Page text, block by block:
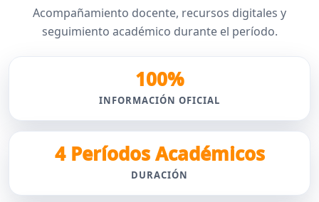
Acompañamiento docente, recursos digitales y
seguimiento académico durante el período.
100%
INFORMACIÓN OFICIAL
4 Períodos Académicos
DURACIÓN